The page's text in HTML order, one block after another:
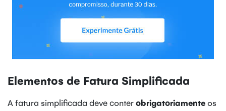
Elementos de Fatura Simplificada
A fatura simplificada deve conterobrigatoriamenteos